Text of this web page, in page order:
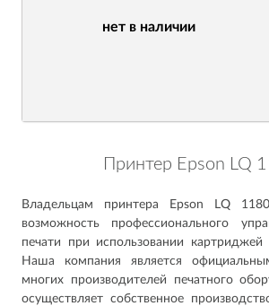
нет в наличии
Принтер Epson LQ
Владельцам принтера Epson LQ 1180
возможность профессионального
печати при использовании
Наша компания является
многих производителей печатного
осуществляет собственное